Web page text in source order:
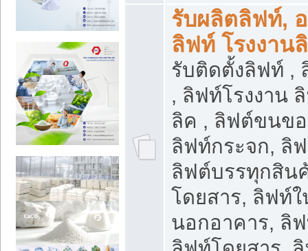
รับผลิตลิฟท์,
ลิฟท์ โรงงาน
รับติดตั้งลิฟท์ ,
, ลิฟท์โรงงาน
ลิค , ลิฟต์ขนข
ลิฟท์กระจก, ลิ
ลิฟต์บรรทุกสิน
โดยสาร, ลิฟท์
นอกอาคาร, ลิ